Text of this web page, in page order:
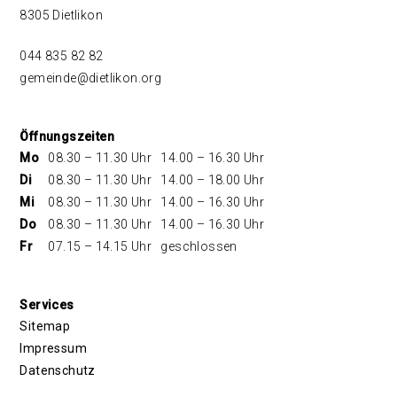
8305 Dietlikon
044 835 82 82
gemeinde@dietlikon.org
Öffnungszeiten
Mo
08.30 – 11.30 Uhr
14.00 – 16.30 Uhr
Di
08.30 – 11.30 Uhr
14.00 – 18.00 Uhr
Mi
08.30 – 11.30 Uhr
14.00 – 16.30 Uhr
Do
08.30 – 11.30 Uhr
14.00 – 16.30 Uhr
Fr
07.15 – 14.15 Uhr geschlossen
Services
Sitemap
Impressum
Datenschutz